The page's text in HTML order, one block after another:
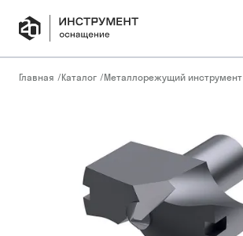
Главная /Каталог /Металлорежущий инструмент